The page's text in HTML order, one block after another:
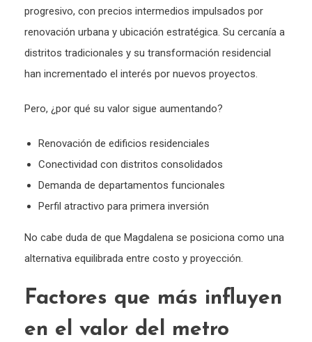
progresivo, con precios intermedios impulsados por
renovación urbana y ubicación estratégica. Su cercanía a
distritos tradicionales y su transformación residencial
han incrementado el interés por nuevos proyectos.
Pero, ¿por qué su valor sigue aumentando?
Renovación de edificios residenciales
Conectividad con distritos consolidados
Demanda de departamentos funcionales
Perfil atractivo para primera inversión
No cabe duda de que Magdalena se posiciona como una
alternativa equilibrada entre costo y proyección.
Factores que más influyen
en el valor del metro